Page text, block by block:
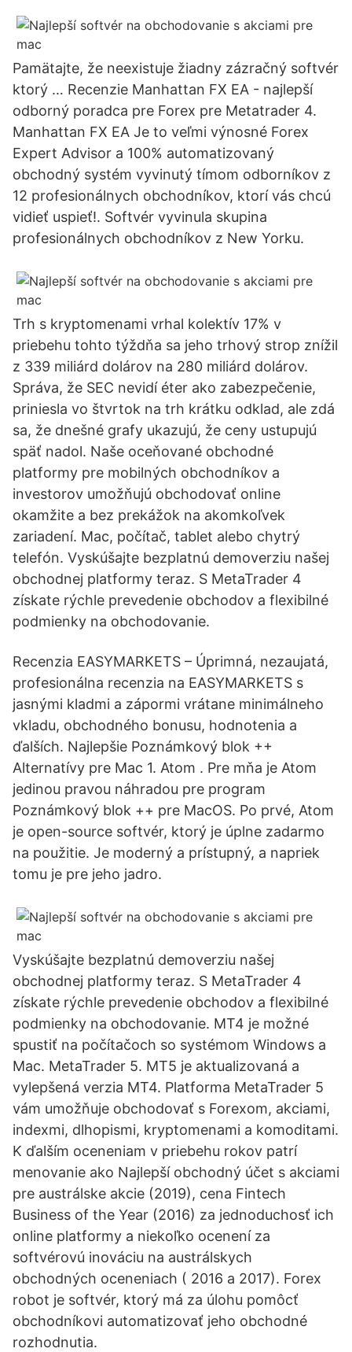
Pamätajte, že neexistuje žiadny zázračný softvér
ktorý … Recenzie Manhattan FX EA - najlepší
odborný poradca pre Forex pre Metatrader 4.
Manhattan FX EA Je to veľmi výnosné Forex
Expert Advisor a 100% automatizovaný
obchodný systém vyvinutý tímom odborníkov z
12 profesionálnych obchodníkov, ktorí vás chcú
vidieť uspieť!. Softvér vyvinula skupina
profesionálnych obchodníkov z New Yorku.
Trh s kryptomenami vrhal kolektív 17% v
priebehu tohto týždňa sa jeho trhový strop znížil
z 339 miliárd dolárov na 280 miliárd dolárov.
Správa, že SEC nevidí éter ako zabezpečenie,
priniesla vo štvrtok na trh krátku odklad, ale zdá
sa, že dnešné grafy ukazujú, že ceny ustupujú
späť nadol. Naše oceňované obchodné
platformy pre mobilných obchodníkov a
investorov umožňujú obchodovať online
okamžite a bez prekážok na akomkoľvek
zariadení. Mac, počítač, tablet alebo chytrý
telefón. Vyskúšajte bezplatnú demoverziu našej
obchodnej platformy teraz. S MetaTrader 4
získate rýchle prevedenie obchodov a flexibilné
podmienky na obchodovanie.
Recenzia EASYMARKETS – ️Úprimná, nezaujatá,
profesionálna recenzia na EASYMARKETS s
jasnými kladmi a zápormi vrátane minimálneho
vkladu, obchodného bonusu, hodnotenia a
ďalších. Najlepšie Poznámkový blok ++
Alternatívy pre Mac 1. Atom . Pre mňa je Atom
jedinou pravou náhradou pre program
Poznámkový blok ++ pre MacOS. Po prvé, Atom
je open-source softvér, ktorý je úplne zadarmo
na použitie. Je moderný a prístupný, a napriek
tomu je pre jeho jadro.
Vyskúšajte bezplatnú demoverziu našej
obchodnej platformy teraz. S MetaTrader 4
získate rýchle prevedenie obchodov a flexibilné
podmienky na obchodovanie. MT4 je možné
spustiť na počítačoch so systémom Windows a
Mac. MetaTrader 5. MT5 je aktualizovaná a
vylepšená verzia MT4. Platforma MetaTrader 5
vám umožňuje obchodovať s Forexom, akciami,
indexmi, dlhopismi, kryptomenami a komoditami.
K ďalším oceneniam v priebehu rokov patrí
menovanie ako Najlepší obchodný účet s akciami
pre austrálske akcie (2019), cena Fintech
Business of the Year (2016) za jednoduchosť ich
online platformy a niekoľko ocenení za
softvérovú inováciu na austrálskych
obchodných oceneniach ( 2016 a 2017). Forex
robot je softvér, ktorý má za úlohu pomôcť
obchodníkovi automatizovať jeho obchodné
rozhodnutia.